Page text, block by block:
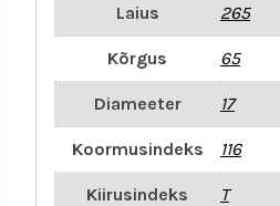
Laius 265
Kõrgus 65
Diameeter 17
Koormusindeks 116
Kiirusindeks T